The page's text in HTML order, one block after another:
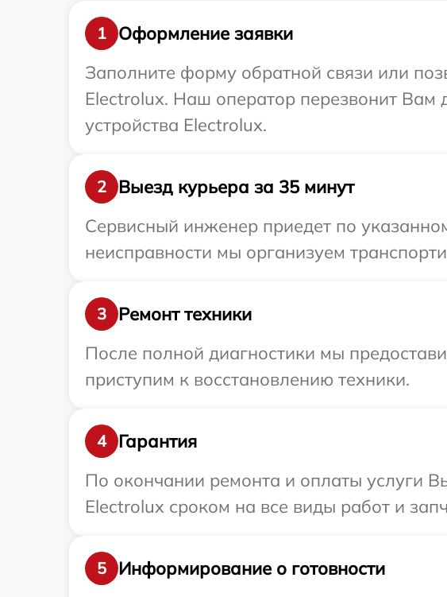
1
Оформление заявки
Заполните форму обратной связи или
Electrolux. Наш оператор перезвонит Вам
устройства Electrolux.
2
Выезд курьера за 35 минут
Сервисный инженер приедет по
неисправности мы организуем
3
Ремонт техники
После полной диагностики мы
приступим к восстановлению техники.
4
Гарантия
По окончании ремонта и оплаты услуги
Electrolux сроком на все виды работ и
5
Информирование о готовности